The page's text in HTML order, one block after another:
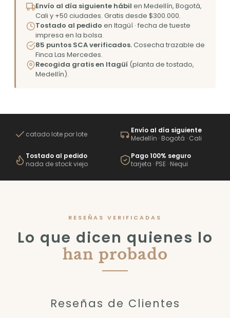
Envío al día siguiente hábil en Medellín, Bogotá,
Cali y +50 ciudades. Gratis desde $300.000.
Tostado al pedido en Itagüí · fecha de tueste
impresa en la bolsa.
85 puntos SCA verificados.Cosecha trazable de
Finca Las Mercedes.
Recogida gratis en Itagüí (planta de tostado,
Medellín).
catado lote por lote
Envío al día siguiente
Medellín · Bogotá · Cali
Tostado al pedido
nada de stock viejo
Pago 100% seguro
tarjeta · PSE · Nequi
RESEÑAS VERIFICADAS
Lo que dicen quienes lo
han probado
Reseñas de Clientes